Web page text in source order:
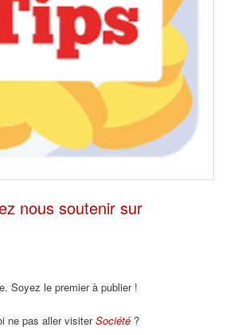
nous soutenir sur
Soyez le premier à publier !
ne pas aller visiterSociété ?